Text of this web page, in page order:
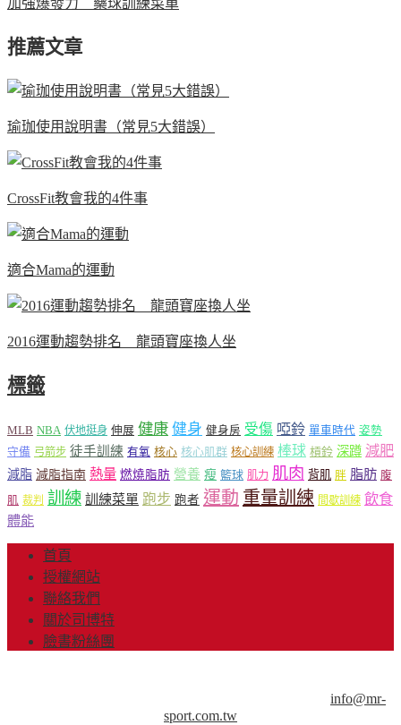
加強爆發力 藥球訓練菜單
推薦文章
瑜珈使用說明書（常見5大錯誤）
CrossFit教會我的4件事
適合Mama的運動
2016運動趨勢排名 龍頭寶座換人坐
標籤
MLB NBA 伏地挺身 伸展 健康 健身 健身房 受傷 啞鈴 單車時代 姿勢
守備 弓箭步 徒手訓練 有氧 核心 核心肌群 核心訓練 棒球 槓鈴 深蹲 減肥
減脂 減脂指南 熱量 燃燒脂肪 營養 瘦 籃球 肌力 肌肉 背肌 胖 脂肪 腹
肌 裁判 訓練 訓練菜單 跑步 跑者 運動 重量訓練 間歇訓練 飲食
體能
首頁
授權網站
聯絡我們
關於司博特
臉書粉絲團
info@mr-
sport.com.tw